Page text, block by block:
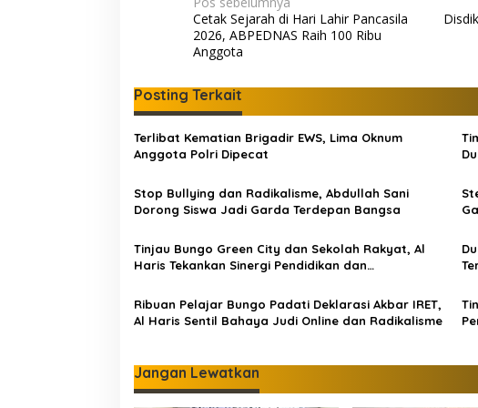
N
a
v
i
g
a
s
i
p
s
Cetak Sejarah di Hari Lahir Pancasila
2026, ABPEDNAS Raih 100 Ribu
Anggota
Posting Terkait
Terlibat Kematian Brigadir EWS, Lima Oknum
Anggota Polri Dipecat
Stop Bullying dan Radikalisme, Abdullah Sani
Dorong Siswa Jadi Garda Terdepan Bangsa
Tinjau Bungo Green City dan Sekolah Rakyat, Al
Haris Tekankan Sinergi Pendidikan dan
Ribuan Pelajar Bungo Padati Deklarasi Akbar IRET,
Al Haris Sentil Bahaya Judi Online dan Radikalisme
Jangan Lewatkan